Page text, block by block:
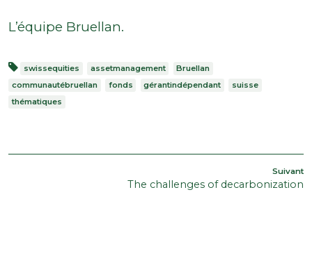
L’équipe Bruellan.
swissequities assetmanagement
Bruellan
communautébruellan
fonds gérantindépendant
suisse
thématiques
Suivant
The challenges of decarbonization